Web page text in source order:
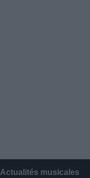
Actualités musicales